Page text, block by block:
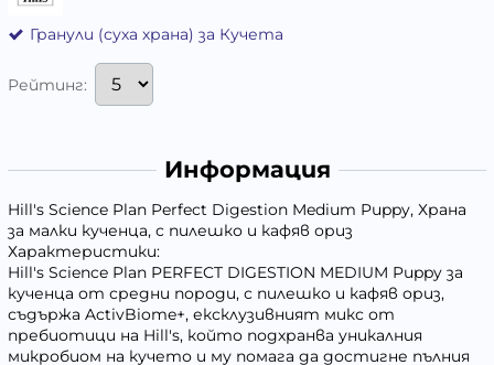
Гранули (суха храна) за Кучета
Рейтинг:
Информация
Hill's Science Plan Perfect Digestion Medium Puppy, Храна
за малки кученца, с пилешко и кафяв ориз
Характеристики:
Hill's Science Plan PERFECT DIGESTION MEDIUM Puppy за
кученца от средни породи, с пилешко и кафяв ориз,
съдържа ActivBiome+, ексклузивният микс от
пребиотици на Hill's, който подхранва уникалния
микробиом на кучето и му помага да достигне пълния